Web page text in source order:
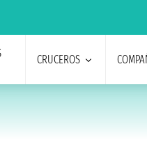
CRUCEROS